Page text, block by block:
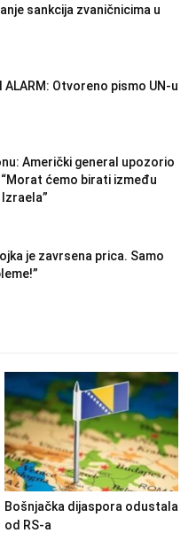
sankcija zvaničnicima u
ALARM: Otvoreno pismo UN-u
Američki general upozorio
ćemo birati između
je zavrsena prica. Samo
Bošnjačka dijaspora odustala
od RS-a